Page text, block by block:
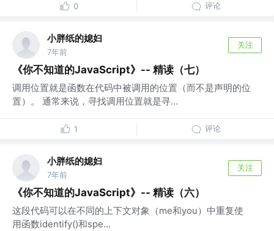
0 评论
小胖纸的媳妇
7年前
关注
《你不知道的JavaScript》-- 精读（七）
调用位置就是函数在代码中被调用的位置（而不是声明的位
置）。 通常来说，寻找调用位置就是寻...
1 评论
小胖纸的媳妇
7年前
关注
《你不知道的JavaScript》-- 精读（六）
这段代码可以在不同的上下文对象（me和you）中重复使
用函数identify()和spe...